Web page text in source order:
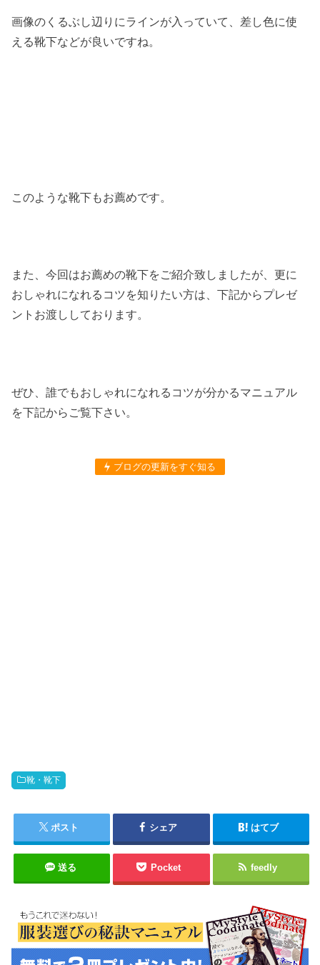
画像のくるぶし辺りにラインが入っていて、差し色に使
える靴下などが良いですね。
このような靴下もお薦めです。
また、今回はお薦めの靴下をご紹介致しましたが、更に
おしゃれになれるコツを知りたい方は、下記からプレゼ
ントお渡ししております。
ぜひ、誰でもおしゃれになれるコツが分かるマニュアル
を下記からご覧下さい。
ブログの更新をすぐ知る
靴・靴下
ポスト シェア はてブ
送る Pocket feedly